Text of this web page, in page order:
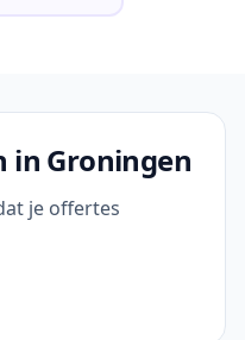
in Groningen
je offertes